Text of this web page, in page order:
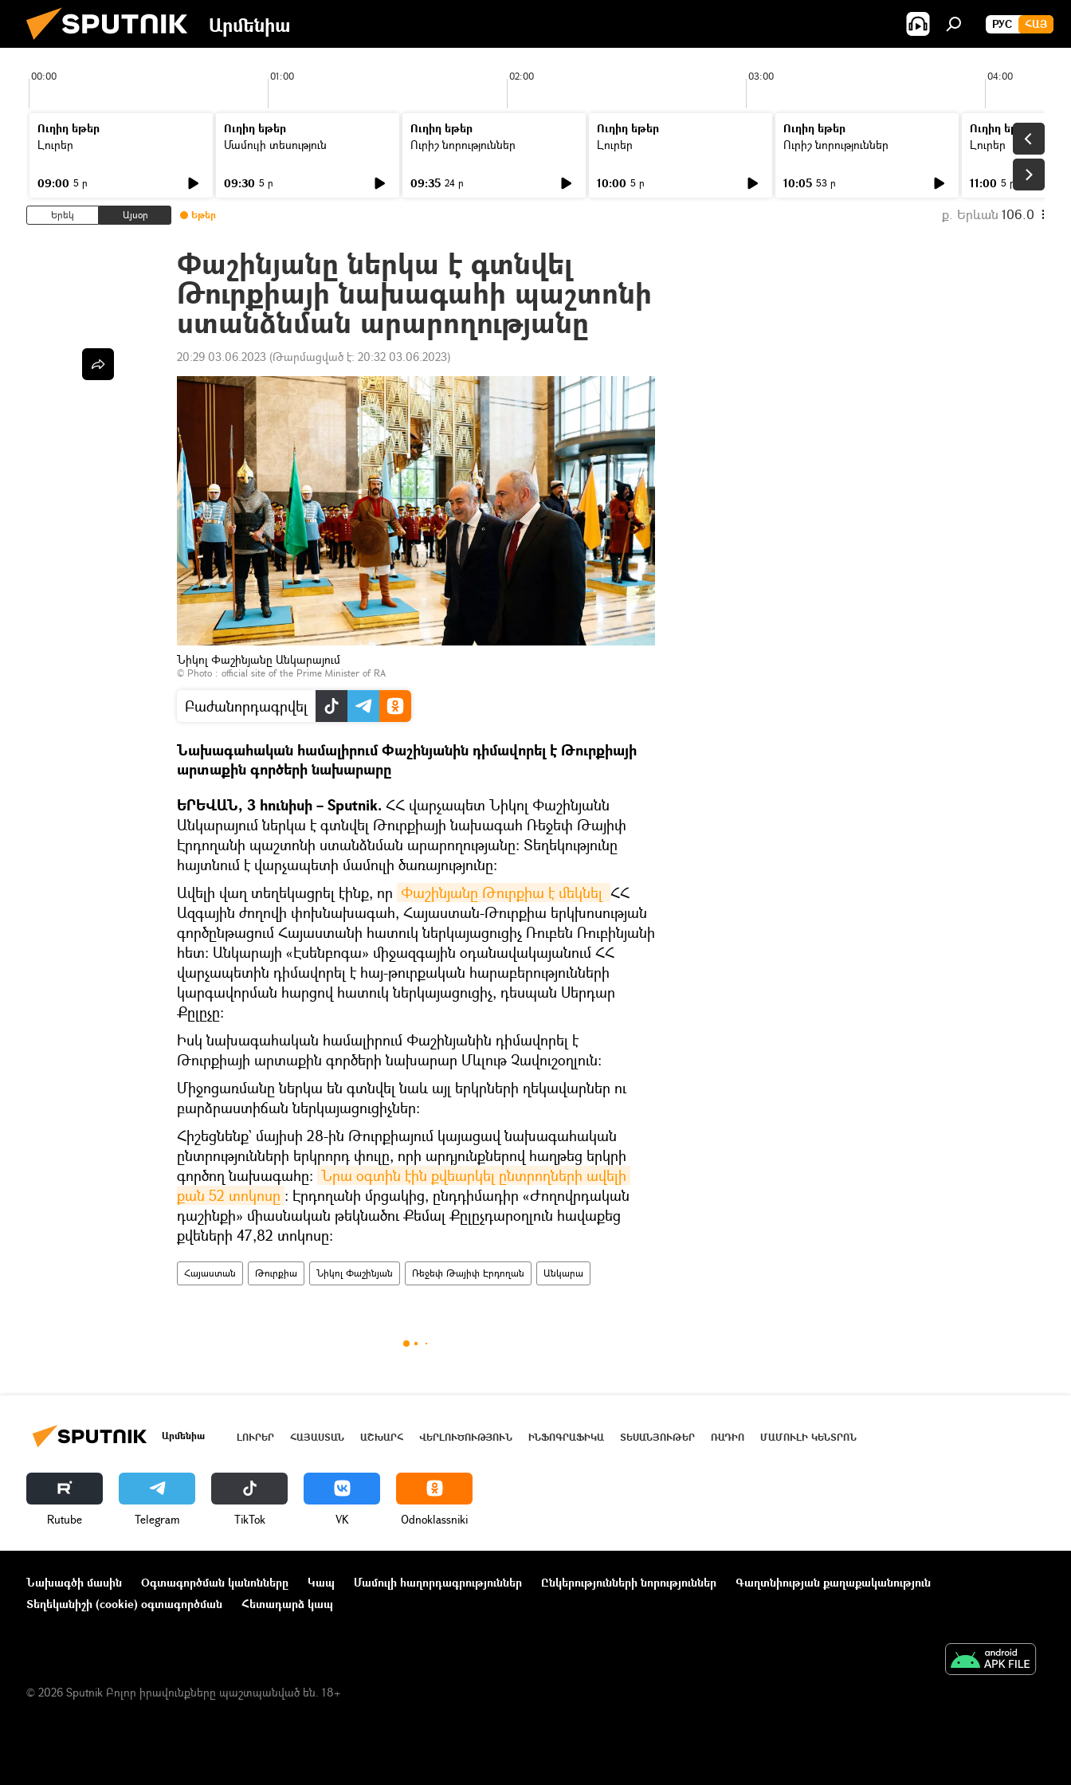
Արմենիա РУС ՀԱՅ
00:00 01:00 02:00 03:00 04:00
Ուղիղ եթեր
Լուրեր
09:00 5 ր
Ուղիղ եթեր
Մամուլի տեսություն
09:30 5 ր
Ուղիղ եթեր
Ուրիշ նորություններ
09:35 24 ր
Ուղիղ եթեր
Լուրեր
10:00 5 ր
Ուղիղ եթեր
Ուրիշ նորություններ
10:05 53 ր
Ուղիղ եթեր
Լուրեր
11:00 5 ր
Երեկ Այսօր Եթեր ք. Երևան 106.0
Փաշինյանը ներկա է գտնվել
Թուրքիայի նախագահի պաշտոնի
ստանձնման արարողությանը
20:29 03.06.2023 (Թարմացված է: 20:32 03.06.2023)
Նիկոլ Փաշինյանը Անկարայում
© Photo : official site of the Prime Minister of RA
Բաժանորդագրվել
Նախագահական համալիրում Փաշինյանին դիմավորել է Թուրքիայի
արտաքին գործերի նախարարը
ԵՐԵՎԱՆ, 3 հունիսի – Sputnik. ՀՀ վարչապետ Նիկոլ Փաշինյանն
Անկարայում ներկա է գտնվել Թուրքիայի նախագահ Ռեջեփ Թայիփ
Էրդողանի պաշտոնի ստանձնման արարողությանը: Տեղեկությունը
հայտնում է վարչապետի մամուլի ծառայությունը։
Ավելի վաղ տեղեկացրել էինք, որ Փաշինյանը Թուրքիա է մեկնել ՀՀ
Ազգային ժողովի փոխնախագահ, Հայաստան-Թուրքիա երկխոսության
գործընթացում Հայաստանի հատուկ ներկայացուցիչ Ռուբեն Ռուբինյանի
հետ։ Անկարայի «Էսենբոգա» միջազգային օդանավակայանում ՀՀ
վարչապետին դիմավորել է հայ-թուրքական հարաբերությունների
կարգավորման հարցով հատուկ ներկայացուցիչ, դեսպան Սերդար
Քըլըչը։
Իսկ նախագահական համալիրում Փաշինյանին դիմավորել է
Թուրքիայի արտաքին գործերի նախարար Մևլութ Չավուշօղլուն:
Միջոցառմանը ներկա են գտնվել նաև այլ երկրների ղեկավարներ ու
բարձրաստիճան ներկայացուցիչներ:
Հիշեցնենք` մայիսի 28-ին Թուրքիայում կայացավ նախագահական
ընտրությունների երկրորդ փուլը, որի արդյունքներով հաղթեց երկրի
գործող նախագահը։ Նրա օգտին էին քվեարկել ընտրողների ավելի
քան 52 տոկոսը : Էրդողանի մրցակից, ընդդիմադիր «Ժողովրդական
դաշինքի» միասնական թեկնածու Քեմալ Քըլըչդարօղլուն հավաքեց
քվեների 47,82 տոկոսը։
Հայաստան Թուրքիա Նիկոլ Փաշինյան Ռեջեփ Թայիփ Էրդողան Անկարա
Արմենիա ԼՈՒՐԵՐ ՀԱՅԱՍՏԱՆ ԱՇԽԱՐՀ ՎԵՐԼՈՒԾՈՒԹՅՈՒՆ ԻՆՖՈԳՐԱՖԻԿԱ ՏԵՍԱՆՅՈՒԹԵՐ ՌԱԴԻՈ ՄԱՄՈՒԼԻ ԿԵՆՏՐՈՆ
Rutube Telegram ТikТоk VK Odnoklassniki
Նախագծի մասին Օգտագործման կանոնները Կապ Մամուլի հաղորդագրություններ Ընկերությունների նորություններ
Գաղտնիության քաղաքականություն
Տեղեկանիշի (cookie) օգտագործման
Հետադարձ կապ
© 2026 Sputnik Բոլոր իրավունքները պաշտպանված են. 18+